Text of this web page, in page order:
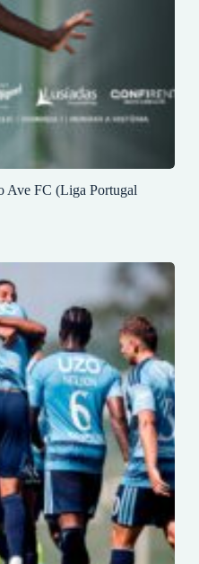
Ave FC (Liga Portugal